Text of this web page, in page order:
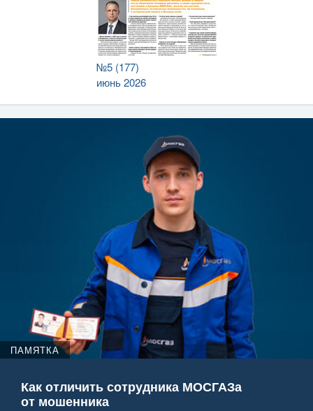
№5 (177)
июнь 2026
ПАМЯТКА
Как отличить сотрудника МОСГАЗа
от мошенника